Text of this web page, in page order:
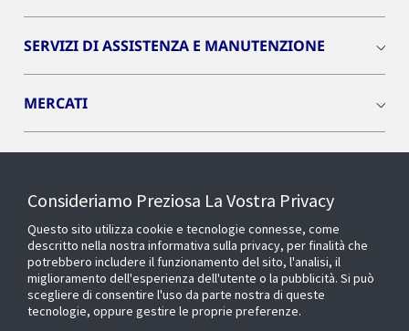
SERVIZI DI ASSISTENZA E MANUTENZIONE
MERCATI
OPENBLUE
Consideriamo Preziosa La Vostra Privacy
Questo sito utilizza cookie e tecnologie connesse, come
descritto nella nostra informativa sulla privacy, per finalità che
potrebbero includere il funzionamento del sito, l'analisi, il
miglioramento dell'esperienza dell'utente o la pubblicità. Si può
scegliere di consentire l'uso da parte nostra di queste
tecnologie, oppure gestire le proprie preferenze.